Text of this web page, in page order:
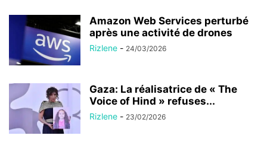
Amazon Web Services perturbé
après une activité de drones
Rizlene - 24/03/2026
Gaza: La réalisatrice de « The
Voice of Hind » refuses...
Rizlene - 23/02/2026